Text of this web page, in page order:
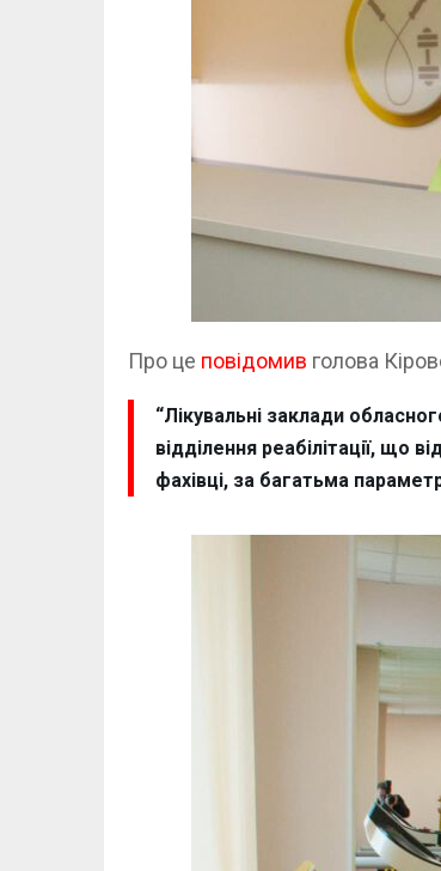
Про це повідомив голова
“Лікувальні заклади
відділення реабілітації,
фахівці, за багатьма